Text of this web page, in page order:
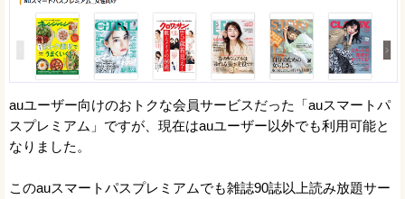
auユーザー向けのおトクな会員サービスだった「auスマートパ
スプレミアム」ですが、現在はauユーザー以外でも利用可能と
なりました。
このauスマートパスプレミアムでも雑誌90誌以上読み放題サー